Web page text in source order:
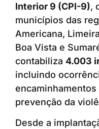
Interior 9 (CPI-9),
municípios das
Americana,
Boa Vista e
contabiliza 4.003
incluindo
prevenção da
Desde a